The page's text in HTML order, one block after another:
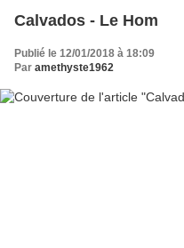
Calvados - Le Hom
Publié le 12/01/2018 à 18:09
Par amethyste1962